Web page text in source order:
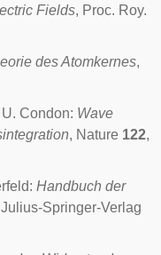
Fields, Proc. Roy.
des Atomkernes,
Condon: Wave
, Nature 122,
: Handbuch der
Julius-Springer-Verlag